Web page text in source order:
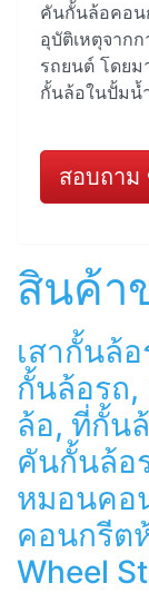
คันกั้นล้อคอน
อุบัติเหตุจาก
รถยนต์ โดยม
กั้นล้อในปั้มน้
สอบถาม
สินค้า
เสากั้นล้
กั้นล้อรถ
ล้อ, ที่กั้น
คันกั้นล้อ
หมอนคอ
คอนกรีต
Wheel